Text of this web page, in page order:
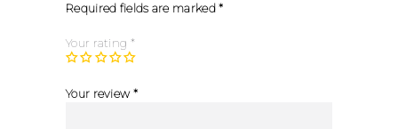
Required fields are marked*
Your rating *
Your review*